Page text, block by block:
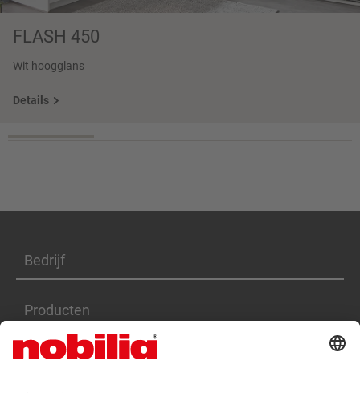
FLASH 450
Wit hoogglans
Details
Bedrijf
Producten
Diensten